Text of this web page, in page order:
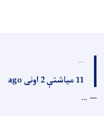
...
11 میاشتې 2 اونی ago
...